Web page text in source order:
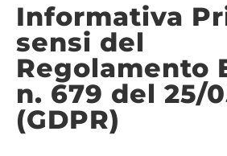
Informativa
sensi del
Regolamento
n. 679 del 25/
(GDPR)